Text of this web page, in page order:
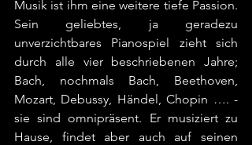
Musik ist ihm eine weitere tiefe Passion.
Sein geliebtes, ja geradezu
unverzichtbares Pianospiel zieht sich
durch alle vier beschriebenen Jahre;
Bach, nochmals Bach, Beethoven,
Mozart, Debussy, Händel, Chopin …. -
sie sind omnipräsent. Er musiziert zu
Hause, findet aber auch auf seinen